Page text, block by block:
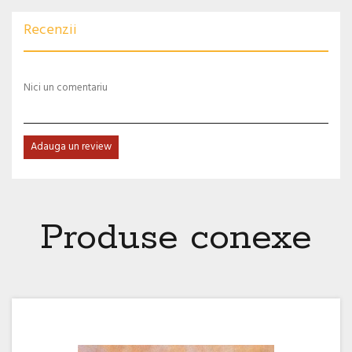
Recenzii
Nici un comentariu
Adauga un review
Produse conexe